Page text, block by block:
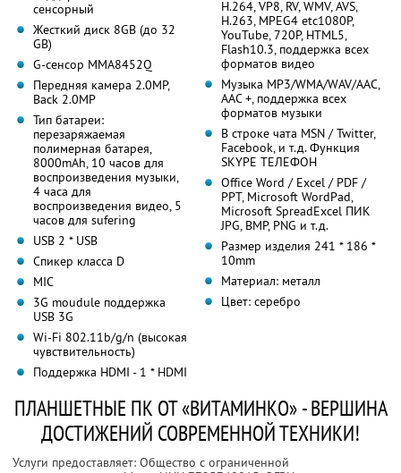
сенсорный
Жесткий диск 8GB (до 32
GB)
G-сенсор MMA8452Q
Передняя камера 2.0MP,
Back 2.0MP
Тип батареи:
перезаряжаемая
полимерная батарея,
8000mAh, 10 часов для
воспроизведения музыки,
4 часа для
воспроизведения видео, 5
часов для sufering
USB 2 * USB
Спикер класса D
MIC
3G moudule поддержка
USB 3G
Wi-Fi 802.11b/g/n (высокая
чувствительность)
Поддержка HDMI - 1 * HDMI
H.264, VP8, RV, WMV, AVS,
H.263, MPEG4 etc1080P,
YouTube, 720P, HTML5,
Flash10.3, поддержка всех
форматов видео
Музыка MP3/WMA/WAV/AAC,
AAC +, поддержка всех
форматов музыки
В строке чата MSN / Twitter,
Facebook, и т.д. Функция
SKYPE ТЕЛЕФОН
Office Word / Excel / PDF /
PPT, Microsoft WordPad,
Microsoft SpreadExcel ПИК
JPG, BMP, PNG и т.д.
Размер изделия 241 * 186 *
10mm
Материал: металл
Цвет: серебро
ПЛАНШЕТНЫЕ ПК ОТ «ВИТАМИНКО» - ВЕРШИНА
ДОСТИЖЕНИЙ СОВРЕМЕННОЙ ТЕХНИКИ!
Услуги предоставляет: Общество с ограниченной